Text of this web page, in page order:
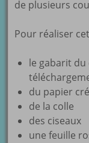
de plusieurs
Pour réaliser
le gabarit
du papier
de la colle
des ciseaux
une feuille